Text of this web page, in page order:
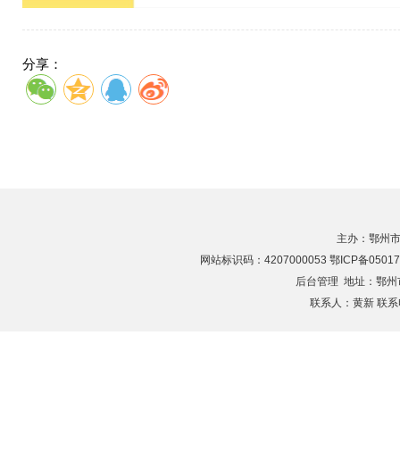
分享：
主办：鄂州
网站标识码：4207000053 鄂ICP备
后台管理 地址：鄂
联系人：黄新 联